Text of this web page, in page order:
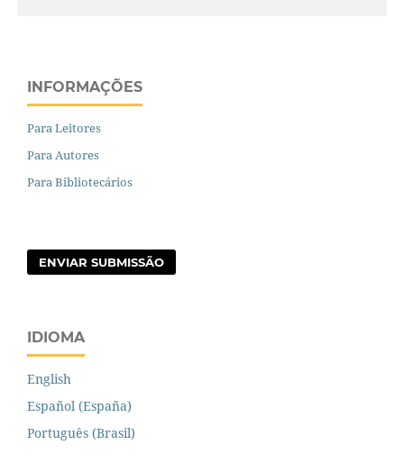
INFORMAÇÕES
Para Leitores
Para Autores
Para Bibliotecários
ENVIAR SUBMISSÃO
IDIOMA
English
Español (España)
Português (Brasil)